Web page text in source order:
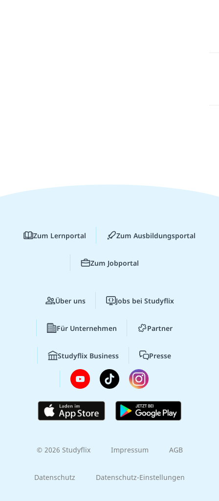
Zum Lernportal Zum Ausbildungsportal
Zum Jobportal
Über uns Jobs bei Studyflix
Für Unternehmen Partner
Studyflix Business Presse
© 2026 Studyflix Impressum AGB
Datenschutz Datenschutz-Einstellungen